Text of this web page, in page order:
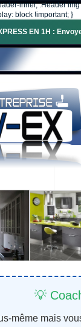
inner, .Header
block !important; }
EN 1H :
💡
même mais